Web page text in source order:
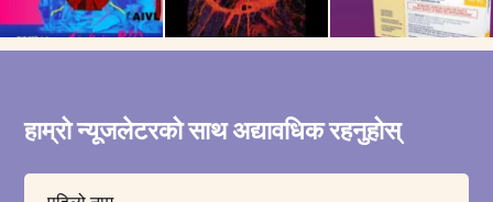
हाम्रो न्यूजलेटरको साथ अद्यावधिक रहनुहोस्